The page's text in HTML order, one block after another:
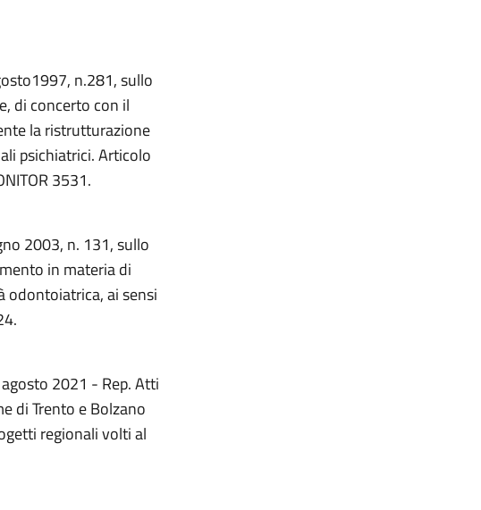
n.281, sullo
di concerto con il
la ristrutturazione
psichiatrici. Articolo
3531.
2003, n. 131, sullo
in materia di
odontoiatrica, ai sensi
2021 - Rep. Atti
di Trento e Bolzano
regionali volti al